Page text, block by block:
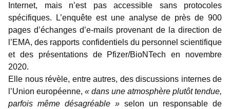
Internet, mais n’est pas accessible sans protocoles
spécifiques. L’enquête est une analyse de près de 900
pages d’échanges d’e-mails provenant de la direction de
l’EMA, des rapports confidentiels du personnel scientifique
et des présentations de Pfizer/BioNTech en novembre
2020.
Elle nous révèle, entre autres, des discussions internes de
l’Union européenne, « dans une atmosphère plutôt tendue,
parfois même désagréable » selon un responsable de